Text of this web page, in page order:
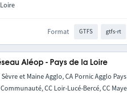
Format GTFS gtfs-rt
Aléop - Pays de la Loire
Sèvre et Maine Agglo, CA Pornic Agglo
CC Loir-Lucé-Bercé, CC